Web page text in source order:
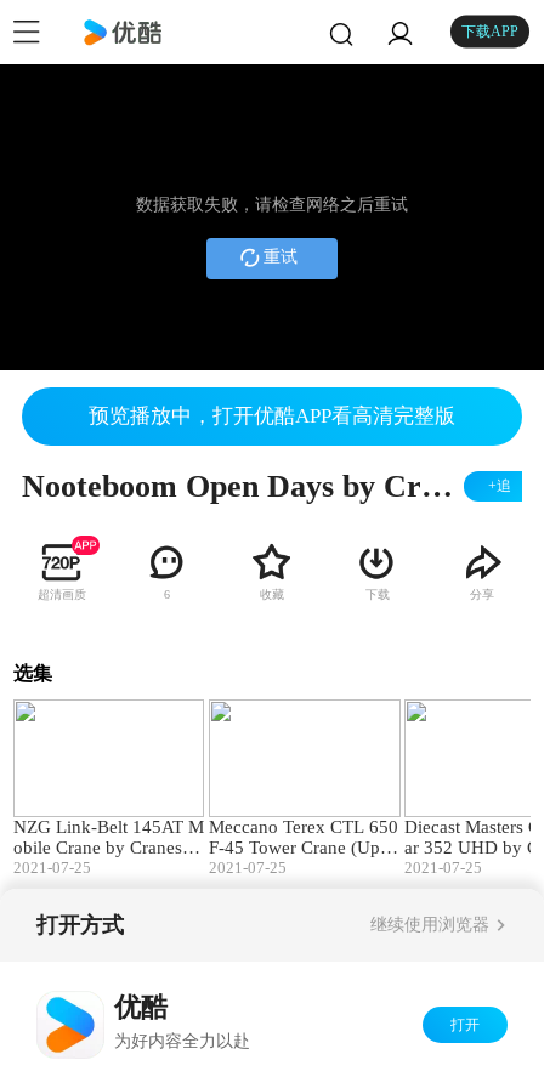
下载APP
数据获取失败，请检查网络之后重试
重试
预览播放中，打开优酷APP看高清完整版
Nooteboom Open Days by Cranes Etc TV +追
超清画质 6 收藏 下载 分享
选集
NZG Link-Belt 145AT M
obile Crane by Cranes Et
c TV
2021-07-25
Meccano Terex CTL 650
F-45 Tower Crane (Upda
te 1) by Cranes Etc TV
2021-07-25
Diecast Masters
ar 352 UHD by
tc TV
2021-07-25
打开方式 继续使用浏览器
优酷
为好内容全力以赴
打开